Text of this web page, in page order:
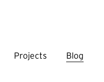
Projects Blog